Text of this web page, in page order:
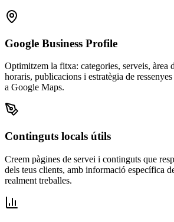
Google Business Profile
Optimitzem la fitxa: categories, serveis, àrea
horaris, publicacions i estratègia de
a Google Maps.
Continguts locals útils
Creem pàgines de servei i continguts que
dels teus clients, amb informació específica
realment treballes.